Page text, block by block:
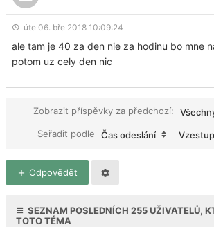
úte 06. bře 2018 10:09:24
ale tam je 40 za den nie za hodinu bo mne
potom uz cely den nic
Zobrazit příspěvky za předchozí:
Seřadit podle
Čas odeslání
Odpovědět
SEZNAM POSLEDNÍCH 255UŽIVATELŮ,
TOTO TÉMA